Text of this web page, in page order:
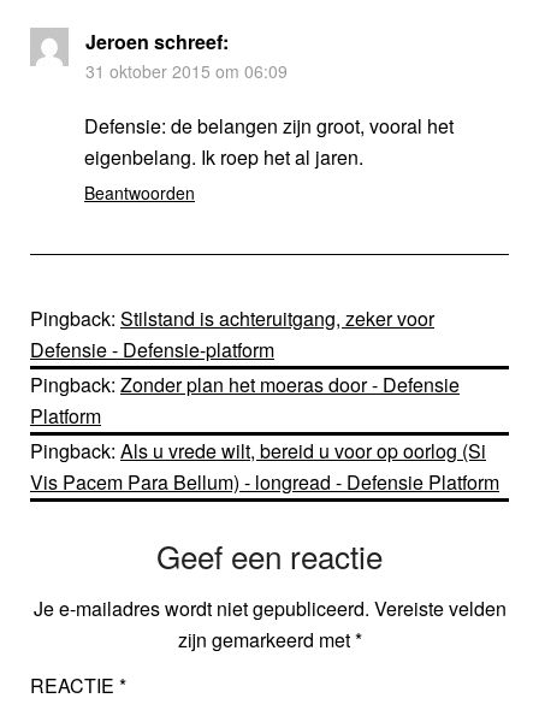
Jeroen schreef:
31 oktober 2015 om 06:09
Defensie: de belangen zijn groot, vooral het
eigenbelang. Ik roep het al jaren.
Beantwoorden
Pingback: Stilstand is achteruitgang, zeker voor
Defensie - Defensie-platform
Pingback: Zonder plan het moeras door - Defensie
Platform
Pingback: Als u vrede wilt, bereid u voor op oorlog (Si
Vis Pacem Para Bellum) - longread - Defensie Platform
Geef een reactie
Je e-mailadres wordt niet gepubliceerd. Vereiste velden
zijn gemarkeerd met*
REACTIE *